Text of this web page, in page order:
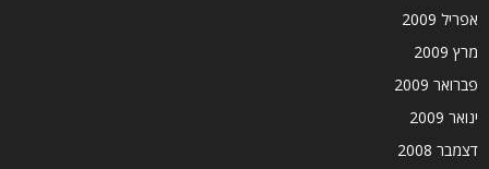
אפריל 2009
מרץ 2009
פברואר 2009
ינואר 2009
דצמבר 2008